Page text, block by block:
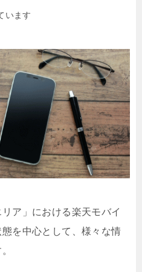
います
ア」における楽天モバイ
を中心として、様々な情